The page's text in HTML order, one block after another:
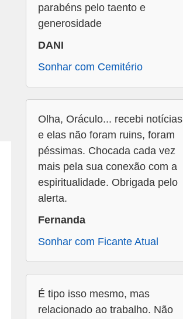
parabéns pelo taento e
generosidade
DANI
Sonhar com Cemitério
Olha, Oráculo... recebi notícias
e elas não foram ruins, foram
péssimas. Chocada cada vez
mais pela sua conexão com a
espiritualidade. Obrigada pelo
alerta.
Fernanda
Sonhar com Ficante Atual
É tipo isso mesmo, mas
relacionado ao trabalho. Não